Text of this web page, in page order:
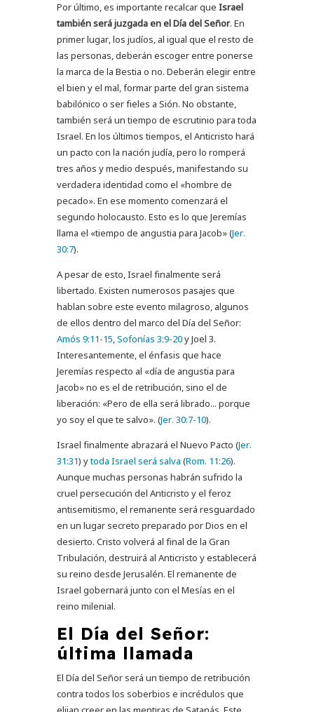
Por último, es importante recalcar que Israel
también será juzgada en el Día del Señor. En
primer lugar, los judíos, al igual que el resto de
las personas, deberán escoger entre ponerse
la marca de la Bestia o no. Deberán elegir entre
el bien y el mal, formar parte del gran sistema
babilónico o ser fieles a Sión. No obstante,
también será un tiempo de escrutinio para toda
Israel. En los últimos tiempos, el Anticristo hará
un pacto con la nación judía, pero lo romperá
tres años y medio después, manifestando su
verdadera identidad como el «hombre de
pecado». En ese momento comenzará el
segundo holocausto. Esto es lo que Jeremías
llama el «tiempo de angustia para Jacob» (Jer.
30:7).
A pesar de esto, Israel finalmente será
libertado. Existen numerosos pasajes que
hablan sobre este evento milagroso, algunos
de ellos dentro del marco del Día del Señor:
Amós 9:11-15,Sofonías 3:9-20y Joel 3.
Interesantemente, el énfasis que hace
Jeremías respecto al «día de angustia para
Jacob» no es el de retribución, sino el de
liberación: «Pero de ella será librado... porque
yo soy el que te salvo». (Jer. 30:7-10).
Israel finalmente abrazará el Nuevo Pacto (Jer.
31:31) ytoda Israel será salva (Rom. 11:26).
Aunque muchas personas habrán sufrido la
cruel persecución del Anticristo y el feroz
antisemitismo, el remanente será resguardado
en un lugar secreto preparado por Dios en el
desierto. Cristo volverá al final de la Gran
Tribulación, destruirá al Anticristo y establecerá
su reino desde Jerusalén. El remanente de
Israel gobernará junto con el Mesías en el
reino milenial.
El Día del Señor:
última llamada
El Día del Señor será un tiempo de retribución
contra todos los soberbios e incrédulos que